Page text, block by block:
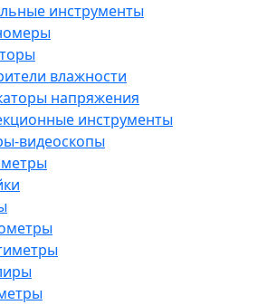
инструменты
влажности
напряжения
инструменты
видеоскопы